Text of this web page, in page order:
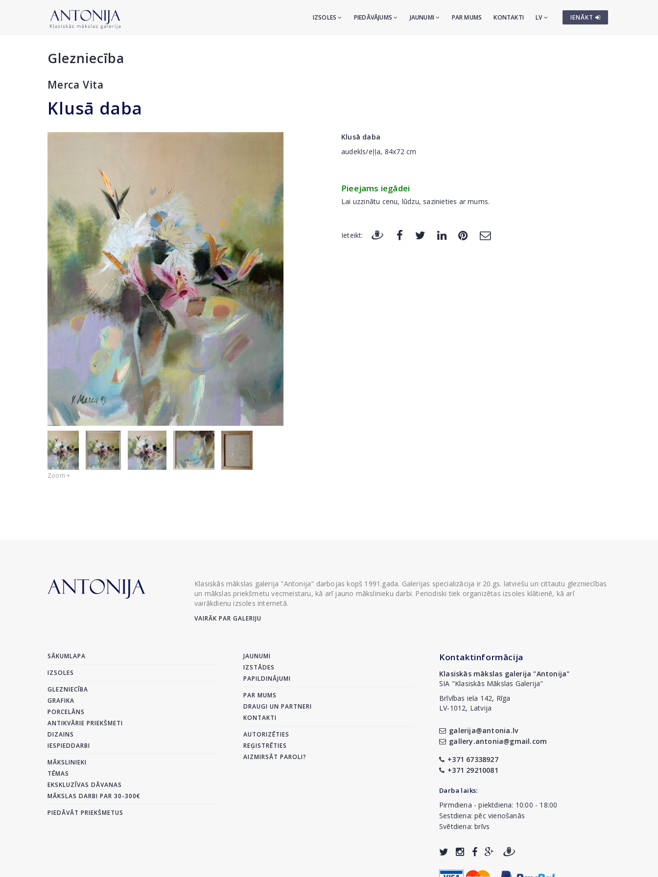
IENĀKT
IZSOLES PIEDĀVĀJUMS JAUNUMI PAR MUMS KONTAKTI LV
Glezniecība
Merca Vita
Klusā daba
Zoom +
Klusā daba
audekls/eļļa, 84x72 cm
Pieejams iegādei
Lai uzzinātu cenu, lūdzu, sazinieties ar mums.
Ieteikt:
Klasiskās mākslas galerija "Antonija" darbojas kopš 1991.gada. Galerijas specializācija ir 20.gs. latviešu un cittautu glezniecības
un mākslas priekšmetu vecmeistaru, kā arī jauno mākslinieku darbi. Periodiski tiek organizētas izsoles klātienē, kā arī
vairākdienu izsoles internetā.
VAIRĀK PAR GALERIJU
SĀKUMLAPA
IZSOLES
GLEZNIECĪBA
GRAFIKA
PORCELĀNS
ANTIKVĀRIE PRIEKŠMETI
DIZAINS
IESPIEDDARBI
MĀKSLINIEKI
TĒMAS
EKSKLUZĪVAS DĀVANAS
MĀKSLAS DARBI PAR 30-300€
PIEDĀVĀT PRIEKŠMETUS
JAUNUMI
IZSTĀDES
PAPILDINĀJUMI
PAR MUMS
DRAUGI UN PARTNERI
KONTAKTI
AUTORIZĒTIES
REĢISTRĒTIES
AIZMIRSĀT PAROLI?
Kontaktinformācija
Klasiskās mākslas galerija "Antonija"
SIA "Klasiskās Mākslas Galerija"
Brīvības iela 142, Rīga
LV-1012, Latvija
galerija@antonia.lv
gallery.antonia@gmail.com
+371 67338927
+371 29210081
Darba laiks:
Pirmdiena - piektdiena: 10:00 - 18:00
Sestdiena: pēc vienošanās
Svētdiena: brīvs